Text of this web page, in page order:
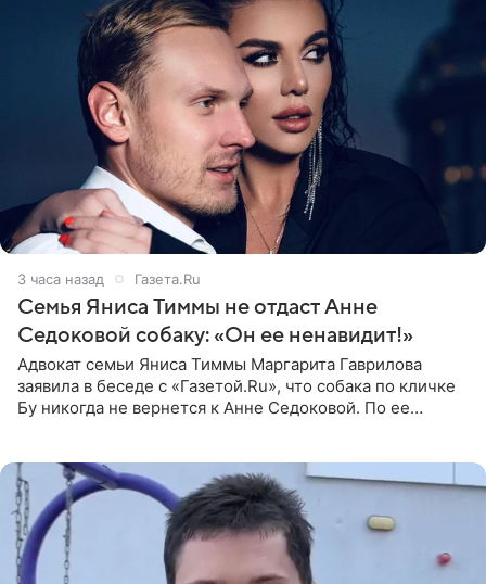
3 часа назад Газета.Ru
Семья Яниса Тиммы не отдаст Анне
Седоковой собаку: «Он ее ненавидит!»
Адвокат семьи Яниса Тиммы Маргарита Гаврилова
заявила в беседе с «Газетой.Ru», что собака по кличке
Бу никогда не вернется к Анне Седоковой. По ее